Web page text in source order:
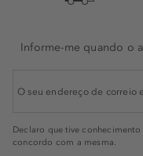
Informe-me quando o
Declaro que tive
concordo com a mesma.